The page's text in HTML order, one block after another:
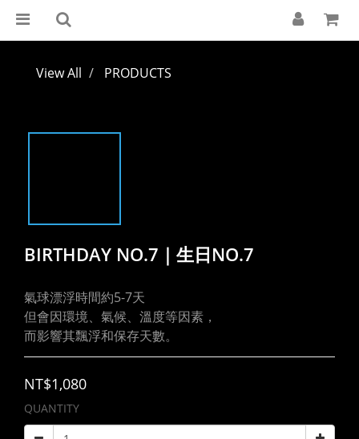
View All PRODUCTS
BIRTHDAY NO.7｜生日NO.7
氣球漂浮時間約5-7天
但會因環境、氣候、溫度等因素，
而影響其飄浮和保存天數。
NT$1,080
QUANTITY